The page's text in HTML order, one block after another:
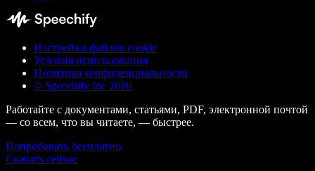
Настройки файлов cookie
Условия использования
Политика конфиденциальности
© Speechify Inc 2026
Работайте с документами, статьями, PDF, электронной почтой
— со всем, что вы читаете, — быстрее.
Попробовать бесплатно
Скачать сейчас